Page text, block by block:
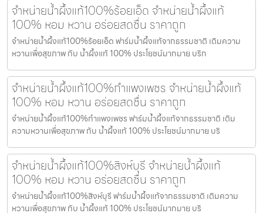
จำหน่ายน้ำผึ้งแท้100%ร้อยเอ็ด จำหน่ายน้ำผึ้งแท้
100% หอม หวาน อร่อยสดชื่น ราคาถูก
จำหน่ายน้ำผึ้งแท้100%ร้อยเอ็ด ฟาร์มน้ำผึ้งแท้จากธรรมชาติ เติมความ
หวานเพื่อสุขภาพ กับ น้ำผึ้งแท้ 100% ประโยชน์มากมาย บริก
จำหน่ายน้ำผึ้งแท้100%กำแพงเพชร จำหน่ายน้ำผึ้งแท้
100% หอม หวาน อร่อยสดชื่น ราคาถูก
จำหน่ายน้ำผึ้งแท้100%กำแพงเพชร ฟาร์มน้ำผึ้งแท้จากธรรมชาติ เติม
ความหวานเพื่อสุขภาพ กับ น้ำผึ้งแท้ 100% ประโยชน์มากมาย บริ
จำหน่ายน้ำผึ้งแท้100%สิงห์บุรี จำหน่ายน้ำผึ้งแท้
100% หอม หวาน อร่อยสดชื่น ราคาถูก
จำหน่ายน้ำผึ้งแท้100%สิงห์บุรี ฟาร์มน้ำผึ้งแท้จากธรรมชาติ เติมความ
หวานเพื่อสุขภาพ กับ น้ำผึ้งแท้ 100% ประโยชน์มากมาย บริ